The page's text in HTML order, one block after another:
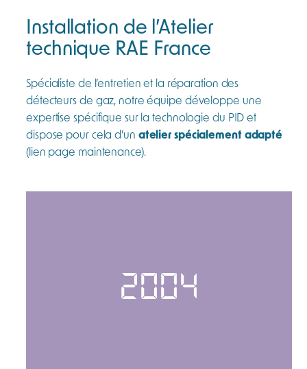
Installation de l’Atelier
technique RAE France
Spécialiste de l’entretien et la réparation des
détecteurs de gaz, notre équipe développe une
expertise spécifique sur la technologie du PID et
dispose pour cela d’un atelier spécialement adapté
(lien page maintenance).
2004